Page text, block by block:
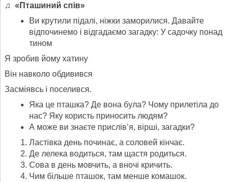
♫ «Пташиний спів»
Ви крутили підалі, ніжки заморилися. Давайте
відпочинемо і відгадаємо загадку: У садочку понад
тином
Я зробив йому хатину
Він навколо обдивився
Засміявсь і поселився.
Яка це пташка? Де вона була? Чому прилетіла до
нас? Яку користь приносить людям?
А може ви знаєте прислів’я, вірші, загадки?
Ластівка день починає, а соловей кінчає.
Де лелека водиться, там щастя родиться.
Сова в день мовчить, а вночі кричить.
Чим більше пташок, там менше комашок.